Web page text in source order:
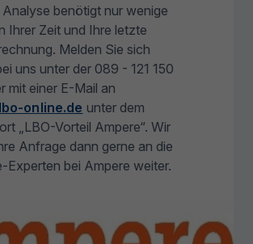
Analyse benötigt nur wenige
Ihrer Zeit und Ihre letzte
Melden Sie sich
uns unter der 089 - 121 150
mit einer E-Mail an
online.de unter dem
„LBO-Vorteil Ampere“. Wir
Anfrage dann gerne an die
Experten bei Ampere weiter.